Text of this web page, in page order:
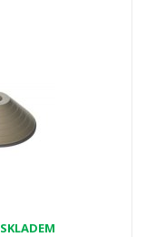
SKLADEM